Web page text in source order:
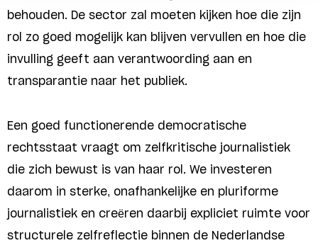
behouden. De sector zal moeten kijken hoe die zijn
rol zo goed mogelijk kan blijven vervullen en hoe die
invulling geeft aan verantwoording aan en
transparantie naar het publiek.
Een goed functionerende democratische
rechtsstaat vraagt om zelfkritische journalistiek
die zich bewust is van haar rol. We investeren
daarom in sterke, onafhankelijke en pluriforme
journalistiek en creëren daarbij expliciet ruimte voor
structurele zelfreflectie binnen de Nederlandse